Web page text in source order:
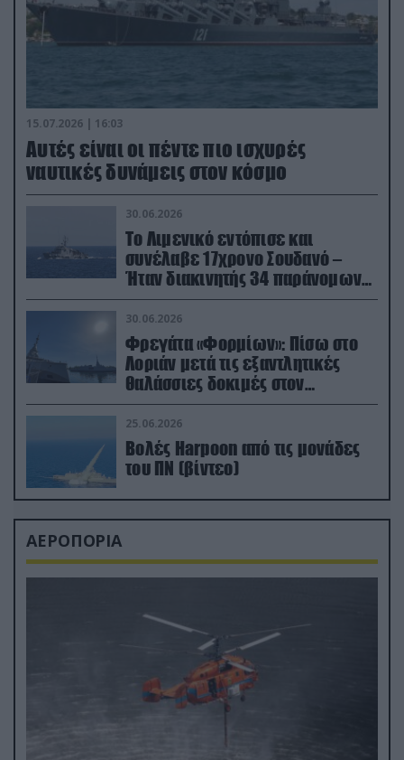
15.07.2026 | 16:03
Aυτές είναι οι πέντε πιο ισχυρές
ναυτικές δυνάμεις στον κόσμο
30.06.2026
Το Λιμενικό εντόπισε και
συνέλαβε 17χρονο Σουδανό –
Ήταν διακινητής 34 παράνομων
μεταναστών
30.06.2026
Φρεγάτα «Φορμίων»: Πίσω στο
Λοριάν μετά τις εξαντλητικές
θαλάσσιες δοκιμές στον
απαιτητικό Βισκαϊκό
25.06.2026
Βολές Harpoon από τις μονάδες
του ΠΝ (βίντεο)
ΑΕΡΟΠΟΡΙΑ